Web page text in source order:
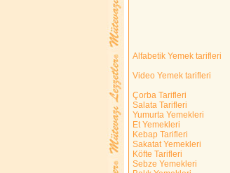
Alfabetik Yemek tarifleri
Video Yemek tarifleri
Çorba Tarifleri
Salata Tarifleri
Yumurta Yemekleri
Et Yemekleri
Kebap Tarifleri
Sakatat Yemekleri
Köfte Tarifleri
Sebze Yemekleri